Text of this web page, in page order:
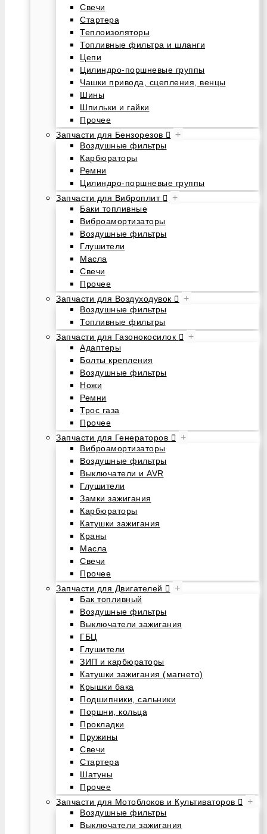
Свечи
Стартера
Теплоизоляторы
Топливные фильтра и шланги
Цепи
Цилиндро-поршневые группы
Чашки привода, сцепления, венцы
Шины
Шпильки и гайки
Прочее
Запчасти для Бензорезов
+
Воздушные фильтры
Карбюраторы
Ремни
Цилиндро-поршневые группы
Запчасти для Виброплит
+
Баки топливные
Виброамортизаторы
Воздушные фильтры
Глушители
Масла
Свечи
Прочее
Запчасти для Воздуходувок
+
Воздушные фильтры
Топливные фильтры
Запчасти для Газонокосилок
+
Адаптеры
Болты крепления
Воздушные фильтры
Ножи
Ремни
Трос газа
Прочее
Запчасти для Генераторов
+
Виброамортизаторы
Воздушные фильтры
Выключатели и AVR
Глушители
Замки зажигания
Карбюраторы
Катушки зажигания
Краны
Масла
Свечи
Прочее
Запчасти для Двигателей
+
Бак топливный
Воздушные фильтры
Выключатели зажигания
ГБЦ
Глушители
ЗИП и карбюраторы
Катушки зажигания (магнето)
Крышки бака
Подшипники, сальники
Поршни, кольца
Прокладки
Пружины
Свечи
Стартера
Шатуны
Прочее
Запчасти для Мотоблоков и Культиваторов
+
Воздушные фильтры
Выключатели зажигания